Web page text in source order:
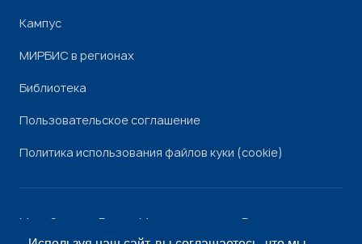
Кампус
МИРБИС в регионах
Библиотека
Пользовательское соглашение
Политика использования файлов куки (cookie)
Минобрнауки России Минпросвещения России
РоскомнадзорРособрнадзор